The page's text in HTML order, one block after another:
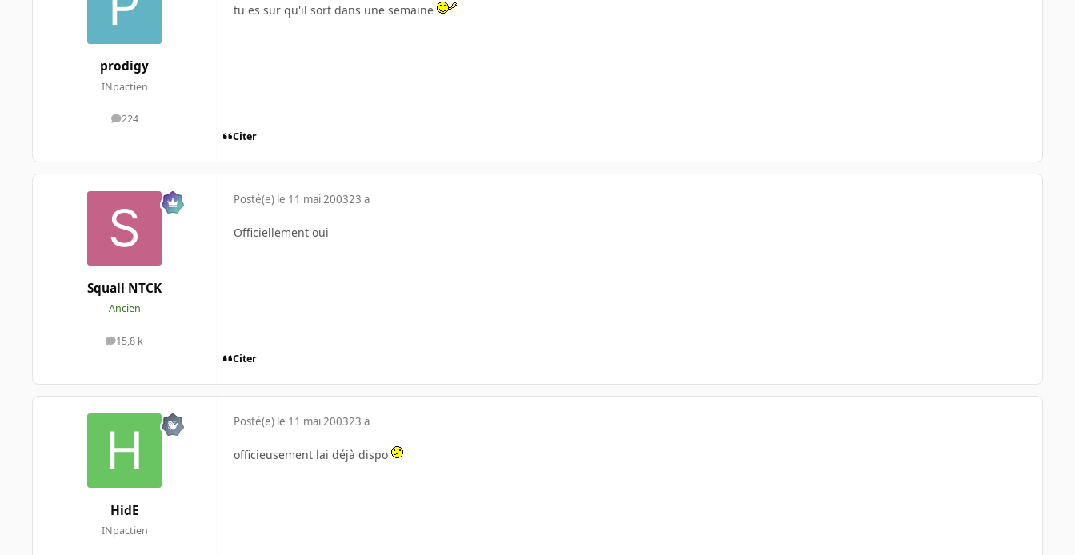
prodigy
INpactien
224
messages
tu es sur qu'il sort dans une semaine
Citer
Squall NTCK
Ancien
15,8 k
messages
Posté(e) le 11 mai 200323 a
Officiellement oui
Citer
HidE
INpactien
Posté(e) le 11 mai 200323 a
officieusement lai déjà dispo